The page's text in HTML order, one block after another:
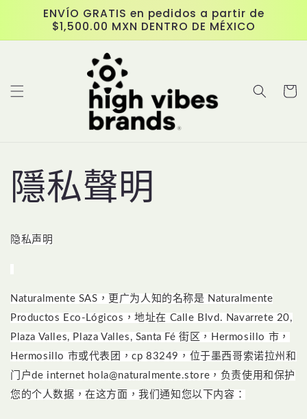
跳至內ENVÍO GRATIS en pedidos a partir de
$1,500.00 MXN DENTRO DE MÉXICO
物
隱私聲明
隐私声明
Naturalmente SAS，更广为人知的名称是 Naturalmente
Productos Eco-Lógicos，地址在 Calle Blvd. Navarrete 20,
Plaza Valles, Plaza Valles, Santa Fé 街区，Hermosillo 市，
Hermosillo 市或代表团，cp 83249，位于墨西哥索诺拉州和
门户de internet hola@naturalmente.store，负责使用和保护
您的个人数据，在这方面，我们通知您以下内容：